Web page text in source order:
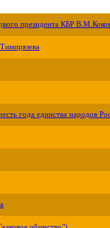
президента КБР
года единства народов